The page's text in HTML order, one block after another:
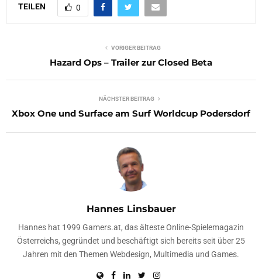
TEILEN 0
VORIGER BEITRAG
Hazard Ops – Trailer zur Closed Beta
NÄCHSTER BEITRAG
Xbox One und Surface am Surf Worldcup Podersdorf
Hannes Linsbauer
Hannes hat 1999 Gamers.at, das älteste Online-Spielemagazin
Österreichs, gegründet und beschäftigt sich bereits seit über 25
Jahren mit den Themen Webdesign, Multimedia und Games.